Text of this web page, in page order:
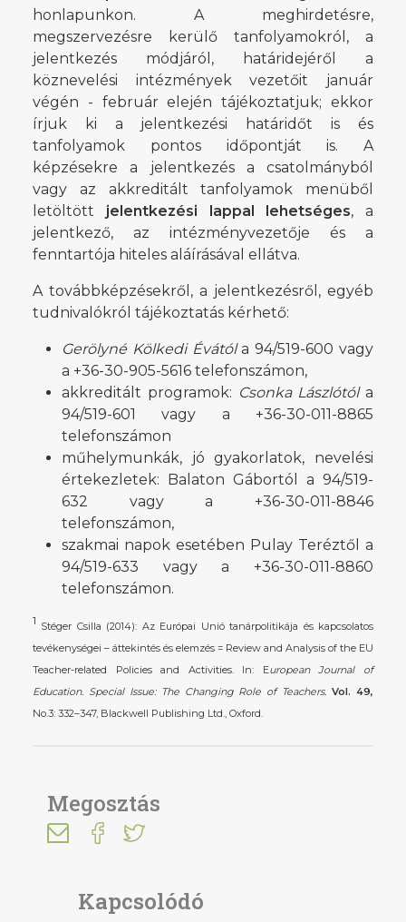
honlapunkon. A meghirdetésre,
megszervezésre kerülő tanfolyamokról, a
jelentkezés módjáról, határidejéről a
köznevelési intézmények vezetőit január
végén - február elején tájékoztatjuk; ekkor
írjuk ki a jelentkezési határidőt is és
tanfolyamok pontos időpontját is. A
képzésekre a jelentkezés a csatolmányból
vagy az akkreditált tanfolyamok menüből
letöltött jelentkezési lappal lehetséges, a
jelentkező, az intézményvezetője és a
fenntartója hiteles aláírásával ellátva.
A továbbképzésekről, a jelentkezésről, egyéb
tudnivalókról tájékoztatás kérhető:
Gerölyné Kölkedi Évátóla 94/519-600 vagy
a +36-30-905-5616 telefonszámon,
akkreditált programok: Csonka Lászlótól a
94/519-601 vagy a +36-30-011-8865
telefonszámon
műhelymunkák, jó gyakorlatok, nevelési
értekezletek: Balaton Gábortól a 94/519-
632 vagy a +36-30-011-8846
telefonszámon,
szakmai napok esetében Pulay Teréztől a
94/519-633 vagy a +36-30-011-8860
telefonszámon.
1 Stéger Csilla (2014): Az Európai Unió tanárpolitikája és kapcsolatos
tevékenységei – áttekintés és elemzés = Review and Analysis of the EU
Teacher-related Policies and Activities. In: European Journal of
Education. Special Issue: The Changing Role of Teachers. Vol. 49,
No.3: 332–347, Blackwell Publishing Ltd., Oxford.
Megosztás